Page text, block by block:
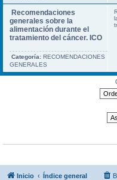
Recomendaciones
generales sobre la
alimentación durante el
tratamiento del cáncer. ICO
Categoría: RECOMENDACIONES
GENERALES
Inicio Índice general